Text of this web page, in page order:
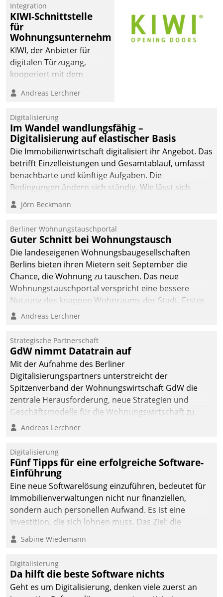
Integration
KIWI-Schnittstelle
für
Wohnungsunternehmen
KIWI, der Anbieter für
digitalen Türzugang,
kooperiert mit dem
Softwareentwicklungshaus
Andreas Lerchner
Digitalisierung
Im Wandel wandlungsfähig –
Digitalisierung auf elastischer Basis
Die Immobilienwirtschaft digitalisiert ihr Angebot. Das
betrifft Einzelleistungen und Gesamtablauf, umfasst
benachbarte und künftige Aufgaben. Die
Bedingungen ändern sich ständig. Wie lässt sich
technisch die Kontrolle wahren und zugleich Freiraum
fürs Wachsen öffnen?
Jörn Beckmann
Berliner Wohnungstauschportal
Guter Schnitt bei Wohnungstausch
Die landeseigenen Wohnungsbaugesellschaften
Berlins bieten ihren Mietern seit September die
Chance, die Wohnung zu tauschen. Das neue
Wohnungstauschportal verspricht eine bessere
Nutzung des knappen Wohnraums der Stadt. Erster
Anwendungsfall für Datatrains Lösung API-Hub mit
Unternehmen.
Andreas Lerchner
Strategische Partnerschaft
GdW nimmt Datatrain auf
Mit der Aufnahme des Berliner
Digitalisierungspartners unterstreicht der
Spitzenverband der Wohnungswirtschaft GdW die
zentrale Herausforderung, neue Strategien und
Geschäftsmodelle für die Wohnungswirtschaft zu
entwickeln.
Andreas Lerchner
Digitalisierung
Fünf Tipps für eine erfolgreiche Software-
Einführung
Eine neue Softwarelösung einzuführen, bedeutet für
Immobilienverwaltungen nicht nur finanziellen,
sondern auch personellen Aufwand. Es ist eine
Investition, die sich lohnen muss. Das Ziel: die
nachhaltige Optimierung der Geschäftsabläufe. Damit
dieses Ziel erreicht wird, sollten einige Grundregeln
Sabine Wiedemann
Digitalisierung
Da hilft die beste Software nichts
Geht es um Digitalisierung, denken viele zuerst an